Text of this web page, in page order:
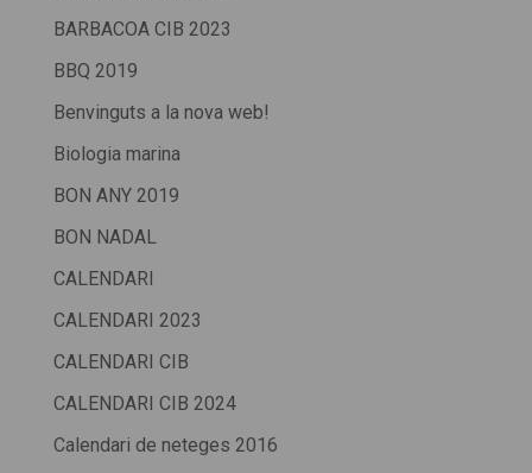
BARBACOA CIB 2023
BBQ 2019
Benvinguts a la nova web!
Biologia marina
BON ANY 2019
BON NADAL
CALENDARI
CALENDARI 2023
CALENDARI CIB
CALENDARI CIB 2024
Calendari de neteges 2016